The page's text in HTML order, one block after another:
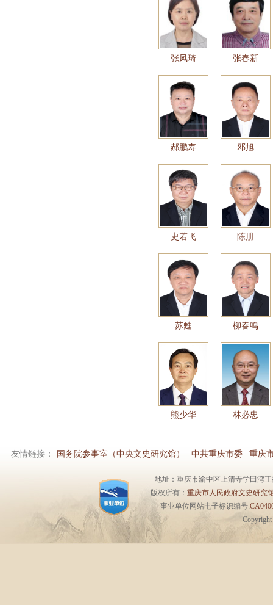
张凤琦 张春新
郝鹏寿 邓旭
史若飞 陈册
苏甦 柳春鸣
熊少华 林必忠
友情链接： 国务院参事室（中央文史研究馆） 中共重庆市委 重庆
地址：重庆市渝中区上清寺学田湾
版权所有： 重庆市人民政府文史研究
事业单位网站电子标识编号: